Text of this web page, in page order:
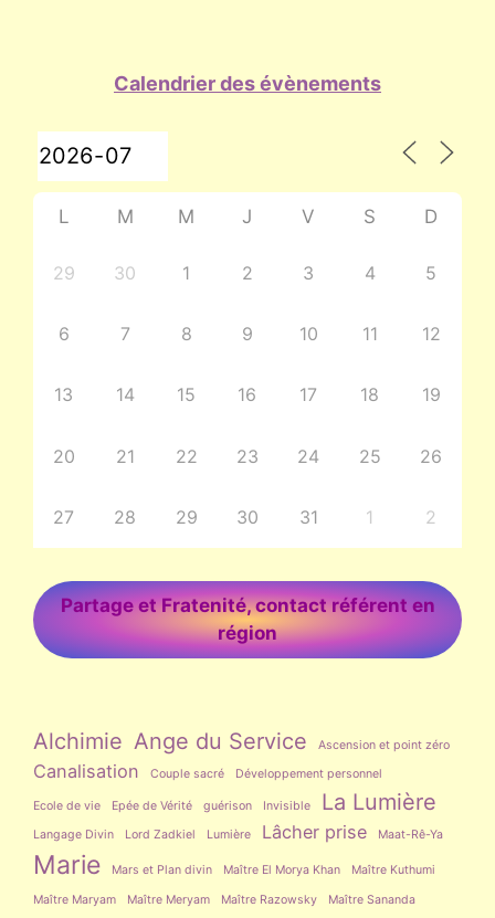
Calendrier des évènements
L M M J V S D
29 30 1 2 3 4 5
6 7 8 9 10 11 12
13 14 15 16 17 18 19
20 21 22 23 24 25 26
27 28 29 30 31 1 2
Partage et Fratenité, contact référent en
région
Alchimie Ange du Service Ascension et point zéro
Canalisation Couple sacré Développement personnel
Ecole de vie Epée de Vérité guérison Invisible La Lumière
Langage Divin Lord Zadkiel Lumière Lâcher prise Maat-Rê-Ya
Marie Mars et Plan divin Maître El Morya Khan Maître Kuthumi
Maître Maryam Maître Meryam Maître Razowsky Maître Sananda